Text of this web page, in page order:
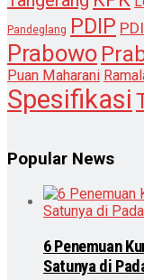
Pandeglang PDIP
Prabowo
Puan Maharani
Spesifikasi
Popular News
6 Penemuan
Satunya di